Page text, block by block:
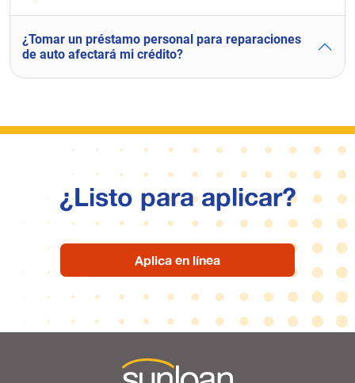
¿Tomar un préstamo personal para reparaciones
de auto afectará mi crédito?
¿Listo para aplicar?
Aplica en línea